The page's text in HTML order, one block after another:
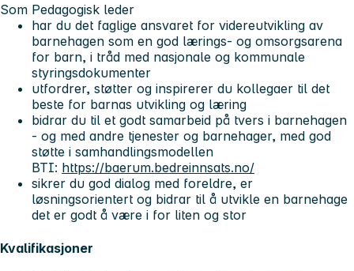
Som Pedagogisk leder
har du det faglige ansvaret for videreutvikling av
barnehagen som en god lærings- og omsorgsarena
for barn, i tråd med nasjonale og kommunale
styringsdokumenter
utfordrer, støtter og inspirerer du kollegaer til det
beste for barnas utvikling og læring
bidrar du til et godt samarbeid på tvers i barnehagen
- og med andre tjenester og barnehager, med god
støtte i samhandlingsmodellen
BTI: https://baerum.bedreinnsats.no/
sikrer du god dialog med foreldre, er
løsningsorientert og bidrar til å utvikle en barnehage
det er godt å være i for liten og stor
Kvalifikasjoner